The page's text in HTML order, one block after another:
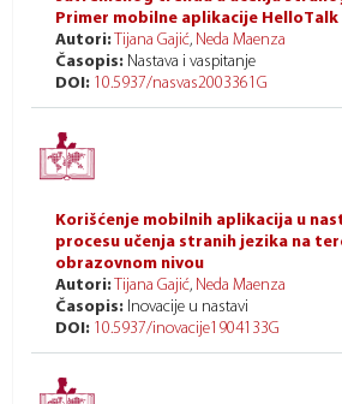
Primer mobilne aplikacije HelloТalk
Autori: Tijana Gajić, Neda Maenza
Časopis: Nastava i vaspitanje
DOI: 10.5937/nasvas2003361G
Korišćenje mobilnih aplikacija u
procesu učenja stranih jezika na
obrazovnom nivou
Autori: Tijana Gajić, Neda Maenza
Časopis: Inovacije u nastavi
DOI: 10.5937/inovacije1904133G